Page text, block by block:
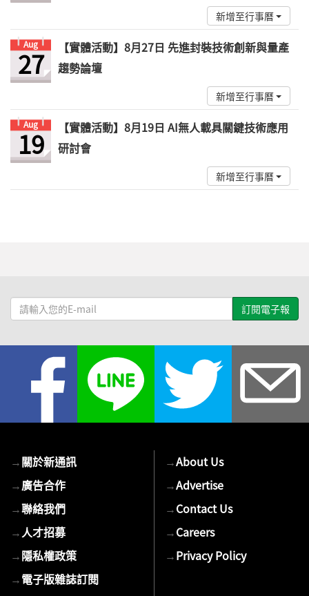
新增至行事曆
Aug
27
【實體活動】8月27日 先進封裝技術創新與量產
趨勢論壇
新增至行事曆
Aug
19
【實體活動】8月19日 AI無人載具關鍵技術應用
研討會
新增至行事曆
請
輸
→關於新通訊
→廣告合作
→聯絡我們
→人才招募
→隱私權政策
→電子版雜誌訂閱
→About Us
→Advertise
→Contact Us
→Careers
→Privacy Policy